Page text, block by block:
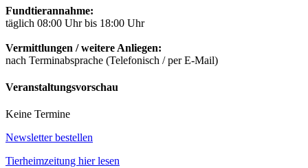
Fundtierannahme:
täglich 08:00 Uhr bis 18:00 Uhr
Vermittlungen / weitere Anliegen:
nach Terminabsprache (Telefonisch / per E-Mail)
Veranstaltungsvorschau
Keine Termine
Newsletter bestellen
Tierheimzeitung hier lesen